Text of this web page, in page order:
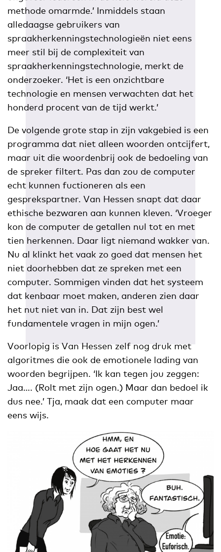
methode omarmde.’ Inmiddels staan
alledaagse gebruikers van
spraakherkenningstechnologieën niet eens
meer stil bij de complexiteit van
spraakherkenningstechnologie, merkt de
onderzoeker. ‘Het is een onzichtbare
technologie en mensen verwachten dat het
honderd procent van de tijd werkt.’
De volgende grote stap in zijn vakgebied is een
programma dat niet alleen woorden ontcijfert,
maar uit die woordenbrij ook de bedoeling van
de spreker filtert. Pas dan zou de computer
echt kunnen fuctioneren als een
gesprekspartner. Van Hessen snapt dat daar
ethische bezwaren aan kunnen kleven. ‘Vroeger
kon de computer de getallen nul tot en met
tien herkennen. Daar ligt niemand wakker van.
Nu al klinkt het vaak zo goed dat mensen het
niet doorhebben dat ze spreken met een
computer. Sommigen vinden dat het systeem
dat kenbaar moet maken, anderen zien daar
het nut niet van in. Dat zijn best wel
fundamentele vragen in mijn ogen.’
Voorlopig is Van Hessen zelf nog druk met
algoritmes die ook de emotionele lading van
woorden begrijpen. ‘Ik kan tegen jou zeggen:
Jaa…. (Rolt met zijn ogen.) Maar dan bedoel ik
dus nee.’ Tja, maak dat een computer maar
eens wijs.